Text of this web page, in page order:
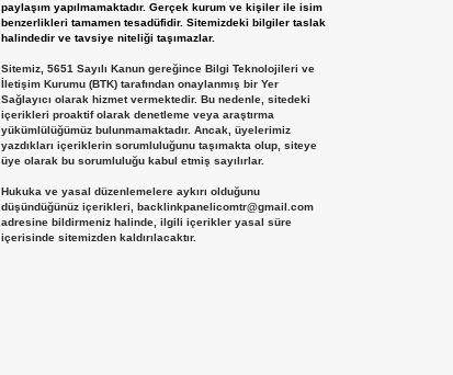
paylaşım yapılmamaktadır. Gerçek kurum ve kişiler ile isim
benzerlikleri tamamen tesadüfidir. Sitemizdeki bilgiler taslak
halindedir ve tavsiye niteliği taşımazlar.
Sitemiz, 5651 Sayılı Kanun gereğince Bilgi Teknolojileri ve
İletişim Kurumu (BTK) tarafından onaylanmış bir Yer
Sağlayıcı olarak hizmet vermektedir. Bu nedenle, sitedeki
içerikleri proaktif olarak denetleme veya araştırma
yükümlülüğümüz bulunmamaktadır. Ancak, üyelerimiz
yazdıkları içeriklerin sorumluluğunu taşımakta olup, siteye
üye olarak bu sorumluluğu kabul etmiş sayılırlar.
Hukuka ve yasal düzenlemelere aykırı olduğunu
düşündüğünüz içerikleri, backlinkpanelicomtr@gmail.com
adresine bildirmeniz halinde, ilgili içerikler yasal süre
içerisinde sitemizden kaldırılacaktır.